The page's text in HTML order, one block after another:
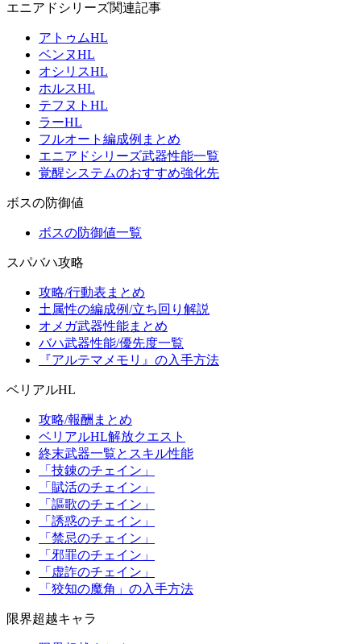
エニアドシリーズ関連記事
アトゥムHL
ベンヌHL
オシリスHL
ホルスHL
テフヌトHL
ラーHL
フルオート編成例まとめ
エニアドシリーズ武器性能一覧
覚醒システムのおすすめ強化先
ボスの防御値
ボスの防御値一覧
スパバハ攻略
攻略/行動表まとめ
土属性の編成例/立ち回り解説
オメガ武器性能まとめ
バハ武器性能/優先度一覧
『アルテマメモリ』の入手方法
ベリアルHL
攻略/報酬まとめ
ベリアルHL解放クエスト
終末武器一覧とスキル性能
「技錬のチェイン」
「賦活のチェイン」
「謳歌のチェイン」
「誘惑のチェイン」
「禁忌のチェイン」
「邪罪のチェイン」
「虚詐のチェイン」
「狡知の魔角」の入手方法
限界超越キャラ